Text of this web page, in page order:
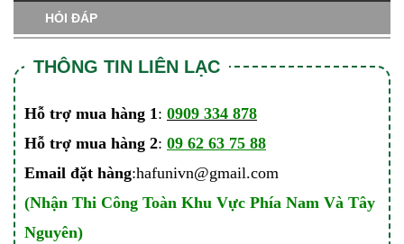
HỎI ĐÁP
THÔNG TIN LIÊN LẠC
Hỗ trợ mua hàng 1: 0909 334 878
Hỗ trợ mua hàng 2: 09 62 63 75 88
Email đặt hàng:hafunivn@gmail.com
(Nhận Thi Công Toàn Khu Vực Phía Nam Và Tây
Nguyên)